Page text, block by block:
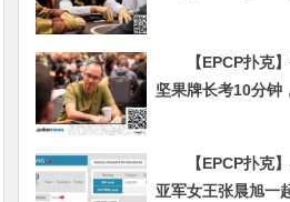
店老板到扑克巨星
【EPCP扑克
坚果牌长考10分钟
【EPCP扑克
亚军女王张晨旭一